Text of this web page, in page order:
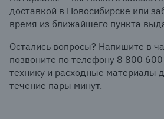
доставкой в Новосибирске или
время из ближайшего пункта
Остались вопросы? Напишите в
позвоните по телефону 8 800
технику и расходные материалы
течение пары минут.